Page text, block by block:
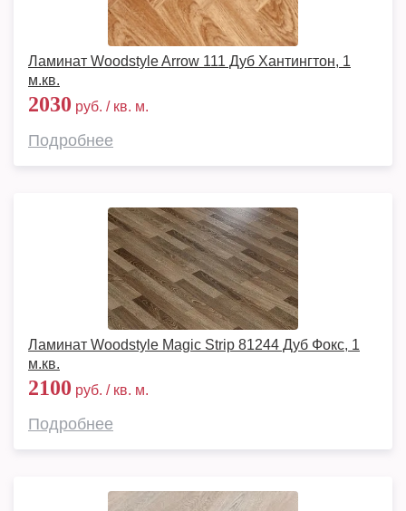
Ламинат Woodstyle Arrow 111 Дуб Хантингтон, 1
м.кв.
2030 руб. / кв. м.
Подробнее
Ламинат Woodstyle Magic Strip 81244 Дуб Фокс, 1
м.кв.
2100 руб. / кв. м.
Подробнее